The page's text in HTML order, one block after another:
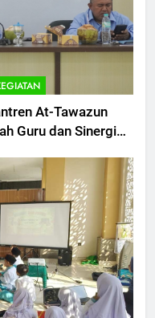
At-Tawazun
Guru dan Sinergi